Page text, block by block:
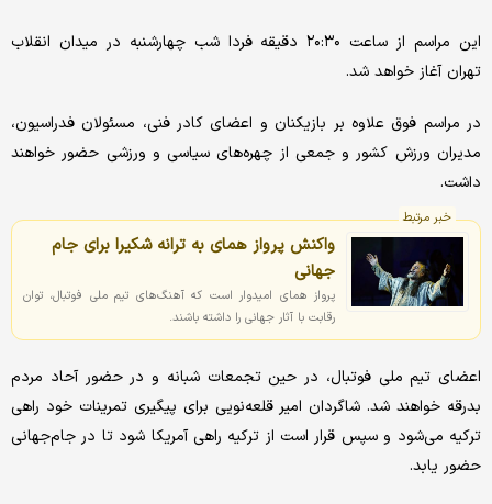
این مراسم از ساعت ۲۰:۳۰ دقیقه فردا شب چهارشنبه در میدان انقلاب
تهران آغاز خواهد شد.
در مراسم فوق علاوه بر بازیکنان و اعضای کادر فنی، مسئولان فدراسیون،
مدیران ورزش کشور و جمعی از چهره‌های سیاسی و ورزشی حضور خواهند
داشت.
خبر مرتبط
واکنش پرواز همای به ترانه شکیرا برای جام
جهانی
پرواز همای امیدوار است که آهنگ‌های تیم ملی فوتبال، توان
رقابت با آثار جهانی را داشته باشند.
اعضای تیم ملی فوتبال، در حین تجمعات شبانه و در حضور آحاد مردم
بدرقه خواهند شد. شاگردان امیر قلعه‌نویی برای پیگیری تمرینات خود راهی
ترکیه می‌شود و سپس قرار است از ترکیه راهی آمریکا شود تا در جام‌جهانی
حضور یابد.